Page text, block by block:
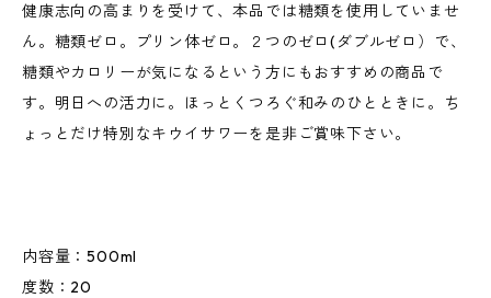
健康志向の高まりを受けて、本品では糖類を使用していませ
ん。糖類ゼロ。プリン体ゼロ。２つのゼロ(ダブルゼロ）で、
糖類やカロリーが気になるという方にもおすすめの商品で
す。明日への活力に。ほっとくつろぐ和みのひとときに。ち
ょっとだけ特別なキウイサワーを是非ご賞味下さい。
内容量：500ml
度数：20